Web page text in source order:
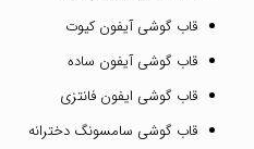
قاب گوشی آیفون کیوت
قاب گوشی آیفون ساده
قاب گوشی ایفون فانتزی
قاب گوشی سامسونگ دخترانه